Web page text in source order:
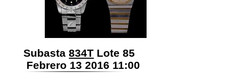
Subasta 834T Lote 85
Febrero 13 2016 11:00